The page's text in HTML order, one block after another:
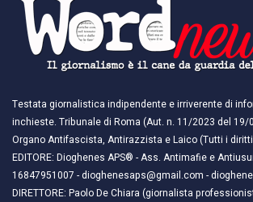
Testata giornalistica indipendente e irriverente di
inchieste. Tribunale di Roma (Aut. n. 11/2023 del 19/
Organo Antifascista, Antirazzista e Laico (Tutti i
EDITORE: Dioghenes APS® - Ass. Antimafie e
16847951007 - dioghenesaps@gmail.com -
DIRETTORE: Paolo De Chiara (giornalista